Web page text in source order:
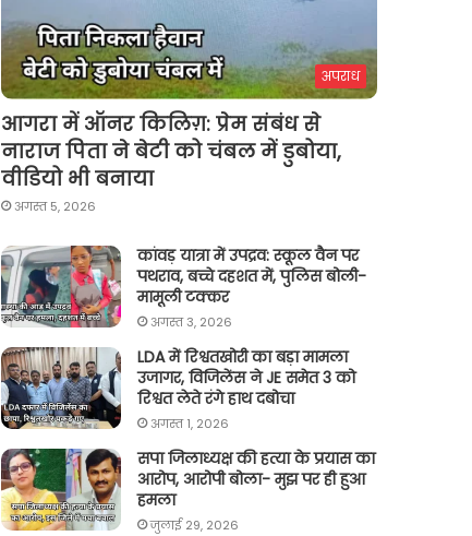
अपराध
आगरा में ऑनर किलिग़: प्रेम संबंध से
नाराज पिता ने बेटी को चंबल में डुबोया,
वीडियो भी बनाया
अगस्त 5, 2026
कांवड़ यात्रा में उपद्रव: स्कूल वैन पर
पथराव, बच्चे दहशत में, पुलिस बोली-
मामूली टक्कर
अगस्त 3, 2026
LDA में रिश्वतखोरी का बड़ा मामला
उजागर, विजिलेंस ने JE समेत 3 को
रिश्वत लेते रंगे हाथ दबोचा
अगस्त 1, 2026
सपा जिलाध्यक्ष की हत्या के प्रयास का
आरोप, आरोपी बोला- मुझ पर ही हुआ
हमला
जुलाई 29, 2026